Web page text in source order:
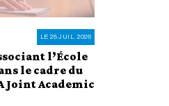
LE 28 JUIL. 2026
l’École
le cadre du
Joint Academic